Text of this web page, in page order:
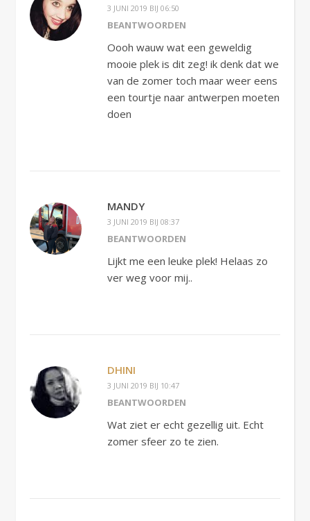
3 JUNI 2019 BIJ 06:50
BEANTWOORDEN
Oooh wauw wat een geweldig
mooie plek is dit zeg! ik denk dat we
van de zomer toch maar weer eens
een tourtje naar antwerpen moeten
doen
MANDY
3 JUNI 2019 BIJ 08:37
BEANTWOORDEN
Lijkt me een leuke plek! Helaas zo
ver weg voor mij..
DHINI
3 JUNI 2019 BIJ 10:47
BEANTWOORDEN
Wat ziet er echt gezellig uit. Echt
zomer sfeer zo te zien.